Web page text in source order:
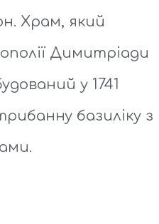
Храм, який
Димитріади
у 1741
базиліку з